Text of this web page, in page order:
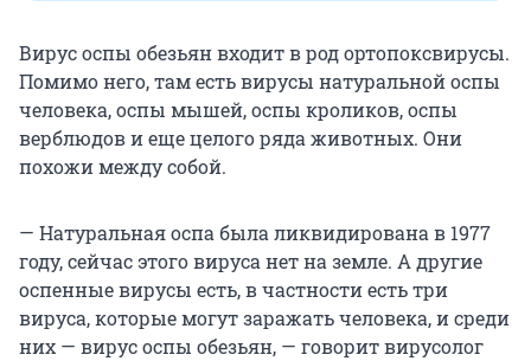
Вирус оспы обезьян входит в род ортопоксвирусы.
Помимо него, там есть вирусы натуральной оспы
человека, оспы мышей, оспы кроликов, оспы
верблюдов и еще целого ряда животных. Они
похожи между собой.
— Натуральная оспа была ликвидирована в 1977
году, сейчас этого вируса нет на земле. А другие
оспенные вирусы есть, в частности есть три
вируса, которые могут заражать человека, и среди
них — вирус оспы обезьян, — говорит вирусолог